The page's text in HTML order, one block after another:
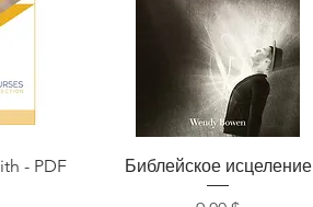
- PDF
Быстрый просмотр
Библейское исцеление